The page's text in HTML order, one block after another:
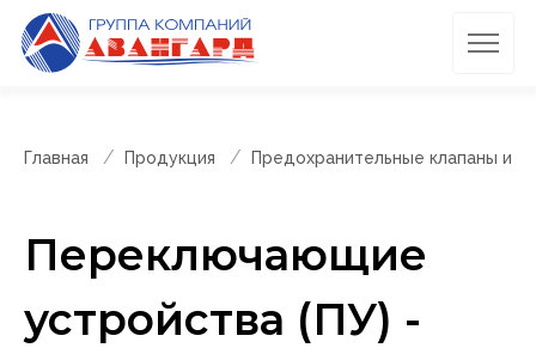
Главная Продукция Предохранительные клапаны и
Переключающие
устройства (ПУ) -